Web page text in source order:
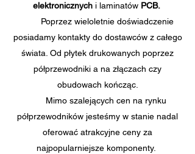
elektronicznych i laminatów PCB.
Poprzez wieloletnie doświadczenie
posiadamy kontakty do dostawców z całego
świata. Od płytek drukowanych poprzez
półprzewodniki a na złączach czy
obudowach kończąc.
Mimo szalejących cen na rynku
półprzewodników jesteśmy w stanie nadal
oferować atrakcyjne ceny za
najpopularniejsze komponenty.